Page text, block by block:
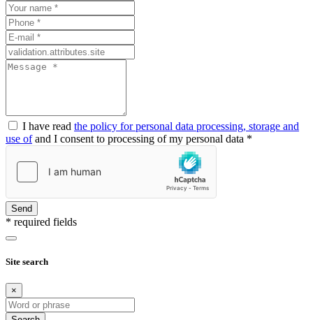
I have read the policy for personal data processing, storage and
use ofand I consent to processing of my personal data *
Send
* required fields
Site search
×